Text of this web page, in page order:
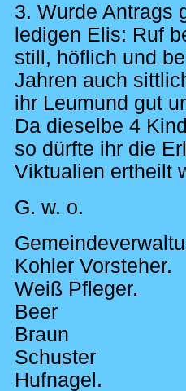
3. Wurde Antrags
ledigen Elis: Ruf
still, höflich und
Jahren auch
ihr Leumund gut
Da dieselbe 4
so dürfte ihr die
Viktualien ertheilt
G. w. o.
Kohler Vorsteher.
Weiß Pfleger.
Beer
Braun
Schuster
Hufnagel.